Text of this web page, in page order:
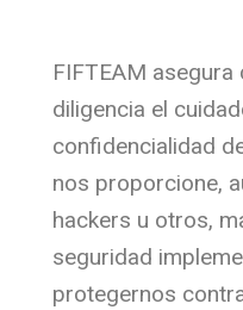
FIFTEAM asegura
diligencia el
confidencialidad
nos proporcione,
hackers u otros,
seguridad
protegernos